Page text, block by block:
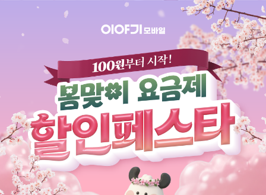
이야기모바일이 30살이 됐어요!